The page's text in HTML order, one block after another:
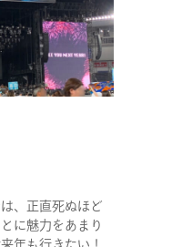
、正直死ぬほど
に魅力をあまり
年も行きたい！